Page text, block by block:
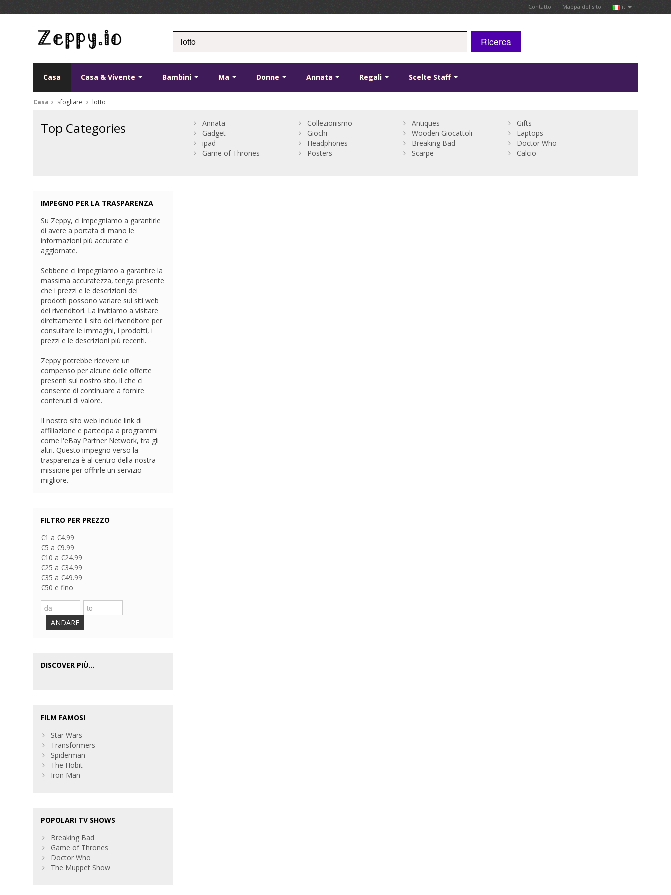
Contatto Mappa del sito it
Ricerca
Casa Casa & Vivente Bambini Ma Donne Annata Regali Scelte Staff
Casa sfogliare lotto
Top Categories Annata Collezionismo Antiques
Gifts
Gadget
Giochi Wooden Giocattoli
Laptops
ipad
Headphones Breaking Bad
Doctor Who
Game of Thrones
Posters Scarpe Calcio
IMPEGNO PER LA TRASPARENZA
Su Zeppy, ci impegniamo a garantirle
di avere a portata di mano le
informazioni più accurate e
aggiornate.
Sebbene ci impegniamo a garantire la
massima accuratezza, tenga presente
che i prezzi e le descrizioni dei
prodotti possono variare sui siti web
dei rivenditori. La invitiamo a visitare
direttamente il sito del rivenditore per
consultare le immagini, i prodotti, i
prezzi e le descrizioni più recenti.
Zeppy potrebbe ricevere un
compenso per alcune delle offerte
presenti sul nostro sito, il che ci
consente di continuare a fornire
contenuti di valore.
Il nostro sito web include link di
affiliazione e partecipa a programmi
come l'eBay Partner Network, tra gli
altri. Questo impegno verso la
trasparenza è al centro della nostra
missione per offrirle un servizio
migliore.
FILTRO PER PREZZO
€1 a €4.99
€5 a €9.99
€10 a €24.99
€25 a €34.99
€35 a €49.99
€50 e fino
ANDARE
DISCOVER PIÙ...
FILM FAMOSI
Star Wars
Transformers
Spiderman
The Hobit
Iron Man
POPOLARI TV SHOWS
Breaking Bad
Game of Thrones
Doctor Who
The Muppet Show